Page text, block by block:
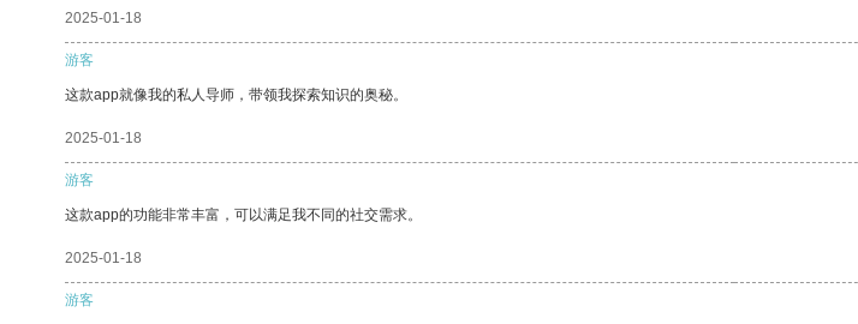
2025-01-18
游客
这款app就像我的私人导师，带领我探索知识的奥秘。
2025-01-18
游客
这款app的功能非常丰富，可以满足我不同的社交需求。
2025-01-18
游客